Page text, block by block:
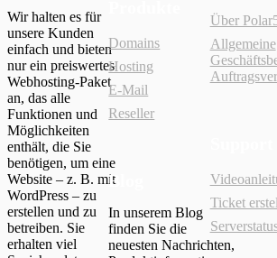
Wir halten es für
unsere Kunden
einfach und bieten
nur ein preiswertes
Webhosting-Paket
an, das alle
Funktionen und
Möglichkeiten
enthält, die Sie
benötigen, um eine
Website – z. B. mit
WordPress – zu
erstellen und zu
betreiben. Sie
erhalten viel
Domains
Hosting
E-Mail
Reseller
Blog
In unserem Blog
finden Sie die
neuesten Nachrichten,
Über
Allgemeine
Ticket